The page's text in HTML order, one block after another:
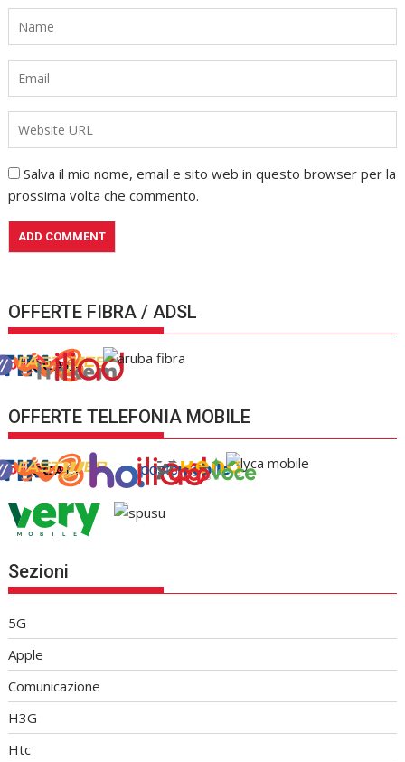
Salva il mio nome, email e sito web in questo browser per la
prossima volta che commento.
OFFERTE FIBRA / ADSL
OFFERTE TELEFONIA MOBILE
Sezioni
5G
Apple
Comunicazione
H3G
Htc